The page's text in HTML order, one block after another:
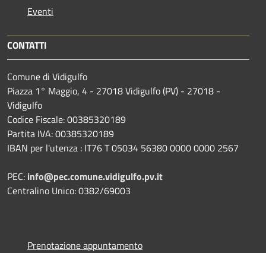
Eventi
CONTATTI
Comune di Vidigulfo
Piazza 1° Maggio, 4 - 27018 Vidigulfo (PV) - 27018 -
Vidigulfo
Codice Fiscale: 00385320189
Partita IVA: 00385320189
IBAN per l'utenza : IT76 T 05034 56380 0000 0000 2567
PEC: info@pec.comune.vidigulfo.pv.it
Centralino Unico: 0382/69003
Prenotazione appuntamento